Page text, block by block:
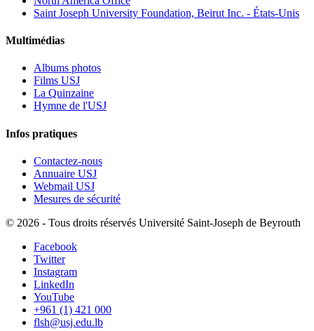
Saint Joseph University Foundation, Beirut Inc. - États-Unis
Multimédias
Albums photos
Films USJ
La Quinzaine
Hymne de l'USJ
Infos pratiques
Contactez-nous
Annuaire USJ
Webmail USJ
Mesures de sécurité
© 2026 - Tous droits réservés Université Saint-Joseph de Beyrouth
Facebook
Twitter
Instagram
LinkedIn
YouTube
+961 (1) 421 000
flsh@usj.edu.lb